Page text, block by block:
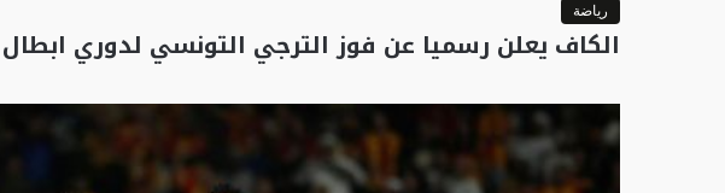
رياضة
الكاف يعلن رسميا عن فوز الترجي التونسي لدوري ابطال